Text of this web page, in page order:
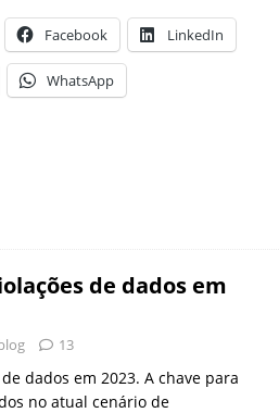
Facebook LinkedIn
WhatsApp
de dados em
13
dados em 2023. A chave para
no atual cenário de